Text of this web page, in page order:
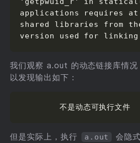
applications requires
shared libraries from
version used for linking
我们观察 a.out 的动态链接库情况
以发现输出如下：
        不是动态可执行文件
但是实际上，执行 a.out 会隐